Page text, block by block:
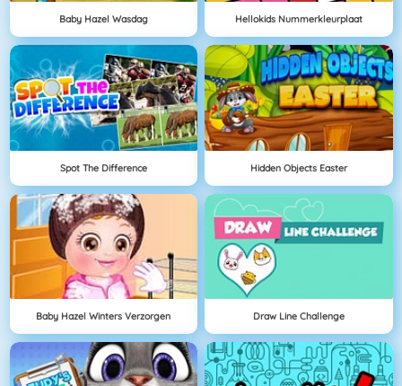
Baby Hazel Wasdag Hellokids Nummerkleurplaat
Spot The Difference Hidden Objects Easter
Baby Hazel Winters Verzorgen Draw Line Challenge